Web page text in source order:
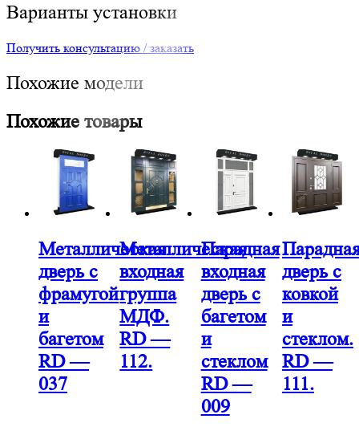
Варианты установки
Получить консультацию / заказать
Похожие модели
Похожие товары
Металлическая
дверь с
фрамугой
и
багетом
RD —
037
Металлическая
входная
группа
МДФ.
RD —
112.
Парадная
входная
дверь с
багетом
и
стеклом
RD —
009
дверь с
ковкой
и
стеклом.
RD —
111.